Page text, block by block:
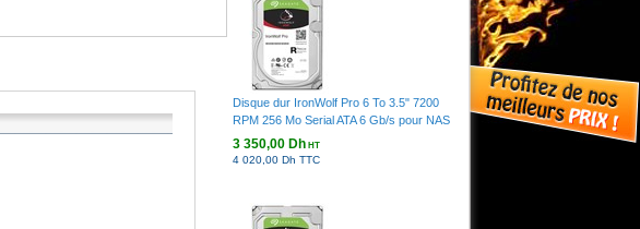
Disque dur IronWolf Pro 6 To 3.5" 7200
RPM 256 Mo Serial ATA 6 Gb/s pour NAS
3 350,00 DhHT
4 020,00 Dh TTC